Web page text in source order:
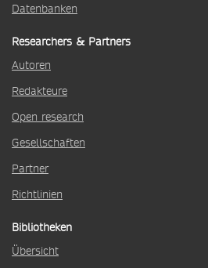
Datenbanken
Researchers & Partners
Autoren
Redakteure
Open research
Gesellschaften
Partner
Richtlinien
Bibliotheken
Übersicht